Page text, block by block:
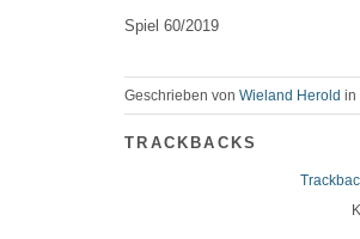
Spiel 60/2019
Geschrieben vonWieland Herold in
TRACKBACKS